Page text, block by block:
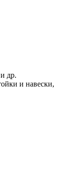
др.
и навески,